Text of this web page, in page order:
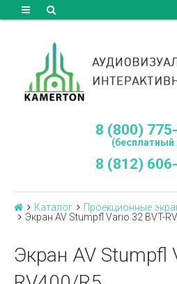
8 (800)
(бесплатный
8 (812)
Каталог Проекционные
Экран AV Stumpfl Vario 32 BVT-
Экран AV Stumpfl